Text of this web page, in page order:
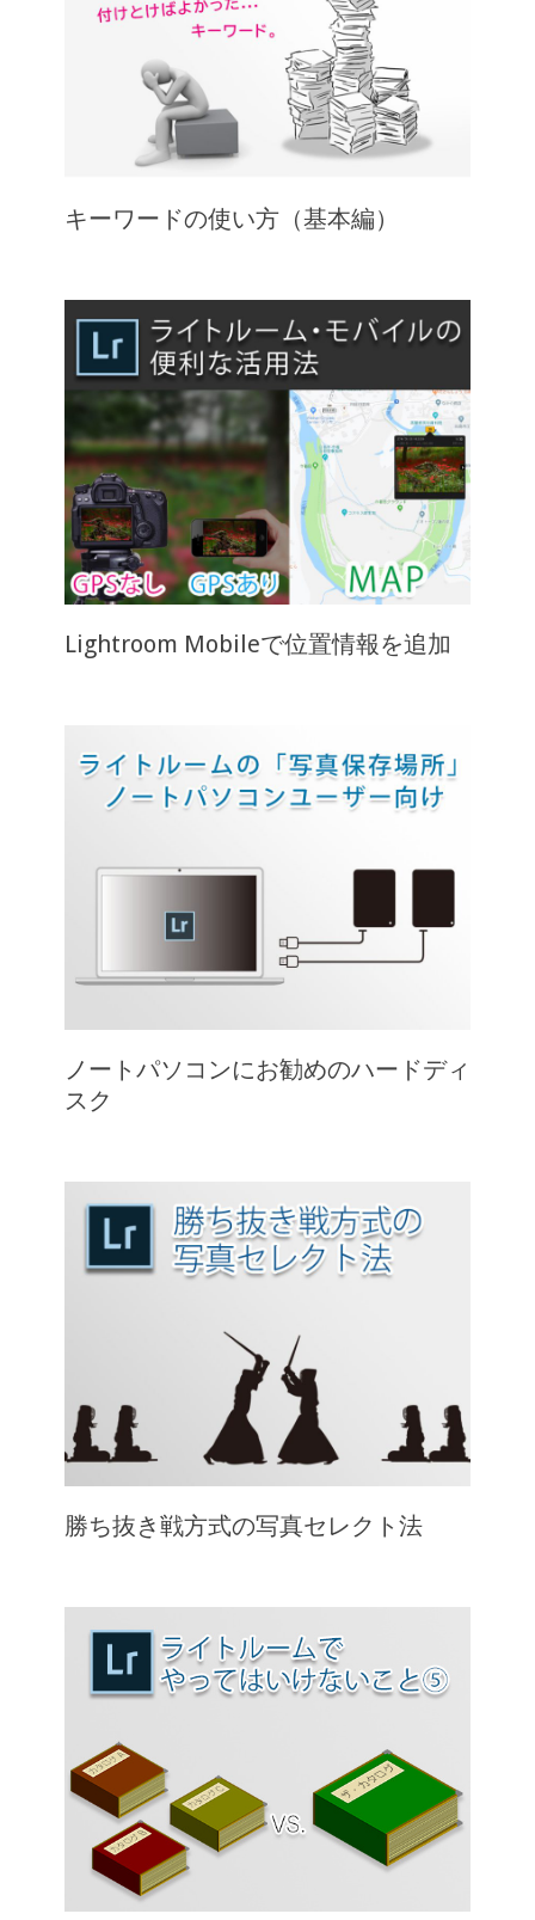
キーワードの使い方（基本編）
Lightroom Mobileで位置情報を追加
ノートパソコンにお勧めのハードディ
スク
勝ち抜き戦方式の写真セレクト法